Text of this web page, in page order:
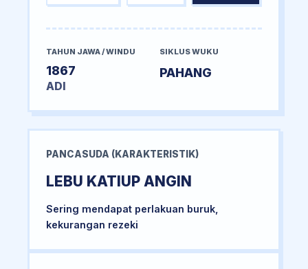
TAHUN JAWA / WINDU
1867
ADI
SIKLUS WUKU
PAHANG
PANCASUDA (KARAKTERISTIK)
LEBU KATIUP ANGIN
Sering mendapat perlakuan buruk,
kekurangan rezeki